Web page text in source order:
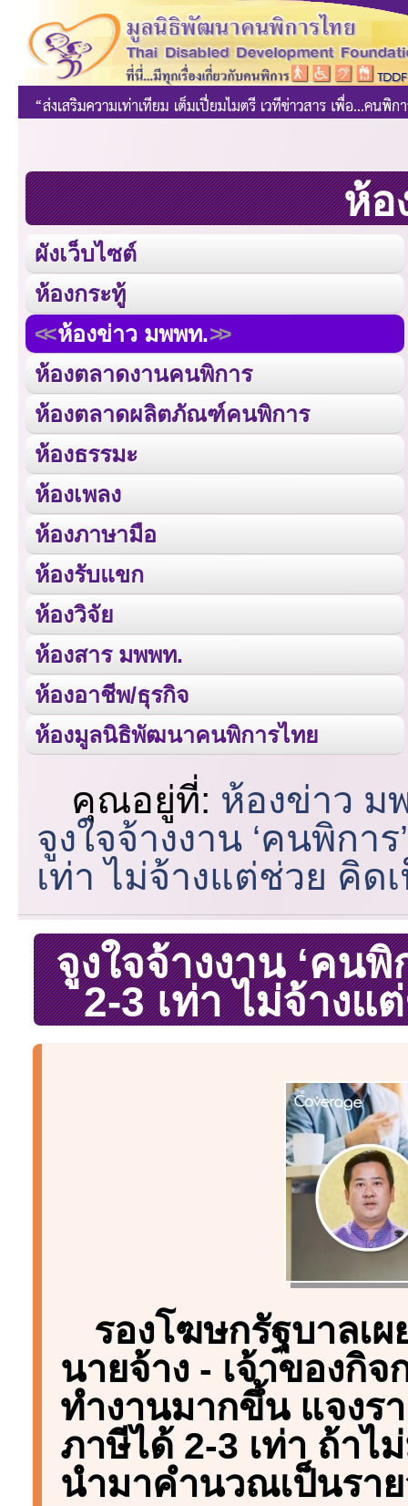
ห้อ
ผังเว็บไซต์
ห้องกระทู้
ห้องข่าว มพพท.
ห้องตลาดงานคนพิการ
ห้องตลาดผลิตภัณฑ์คนพิการ
ห้องธรรมะ
ห้องเพลง
ห้องภาษามือ
ห้องรับแขก
ห้องวิจัย
ห้องสาร มพพท.
ห้องอาชีพ/ธุรกิจ
ห้องมูลนิธิพัฒนาคนพิการไทย
คุณอยู่ที่: ห้องข่าว ม
จูงใจจ้างงาน ‘คนพิกา
เท่า ไม่จ้างแต่ช่วย คิด
จูงใจจ้างงาน ‘คน
2-3 เท่า ไม่จ้างแ
รองโฆษกรัฐบาลเ
นายจ้าง - เจ้าของกิ
ทำงานมากขึ้น แจงร
ภาษีได้ 2-3 เท่า ถ้าไ
นำมาคำนวณเป็นรา